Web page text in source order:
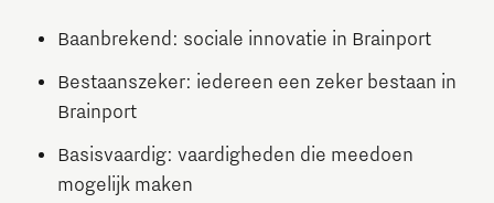
Baanbrekend: sociale innovatie in Brainport
Bestaanszeker: iedereen een zeker bestaan in
Brainport
Basisvaardig: vaardigheden die meedoen
mogelijk maken